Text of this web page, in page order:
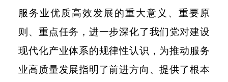
服务业优质高效发展的重大意义、重要原
则、重点任务，进一步深化了我们党对建设
现代化产业体系的规律性认识，为推动服务
业高质量发展指明了前进方向、提供了根本